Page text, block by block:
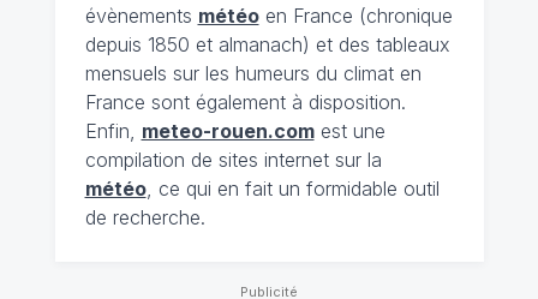
évènements météoen France (chronique
depuis 1850 et almanach) et des tableaux
mensuels sur les humeurs du climat en
France sont également à disposition.
Enfin, meteo-rouen.comest une
compilation de sites internet sur la
météo, ce qui en fait un formidable outil
de recherche.